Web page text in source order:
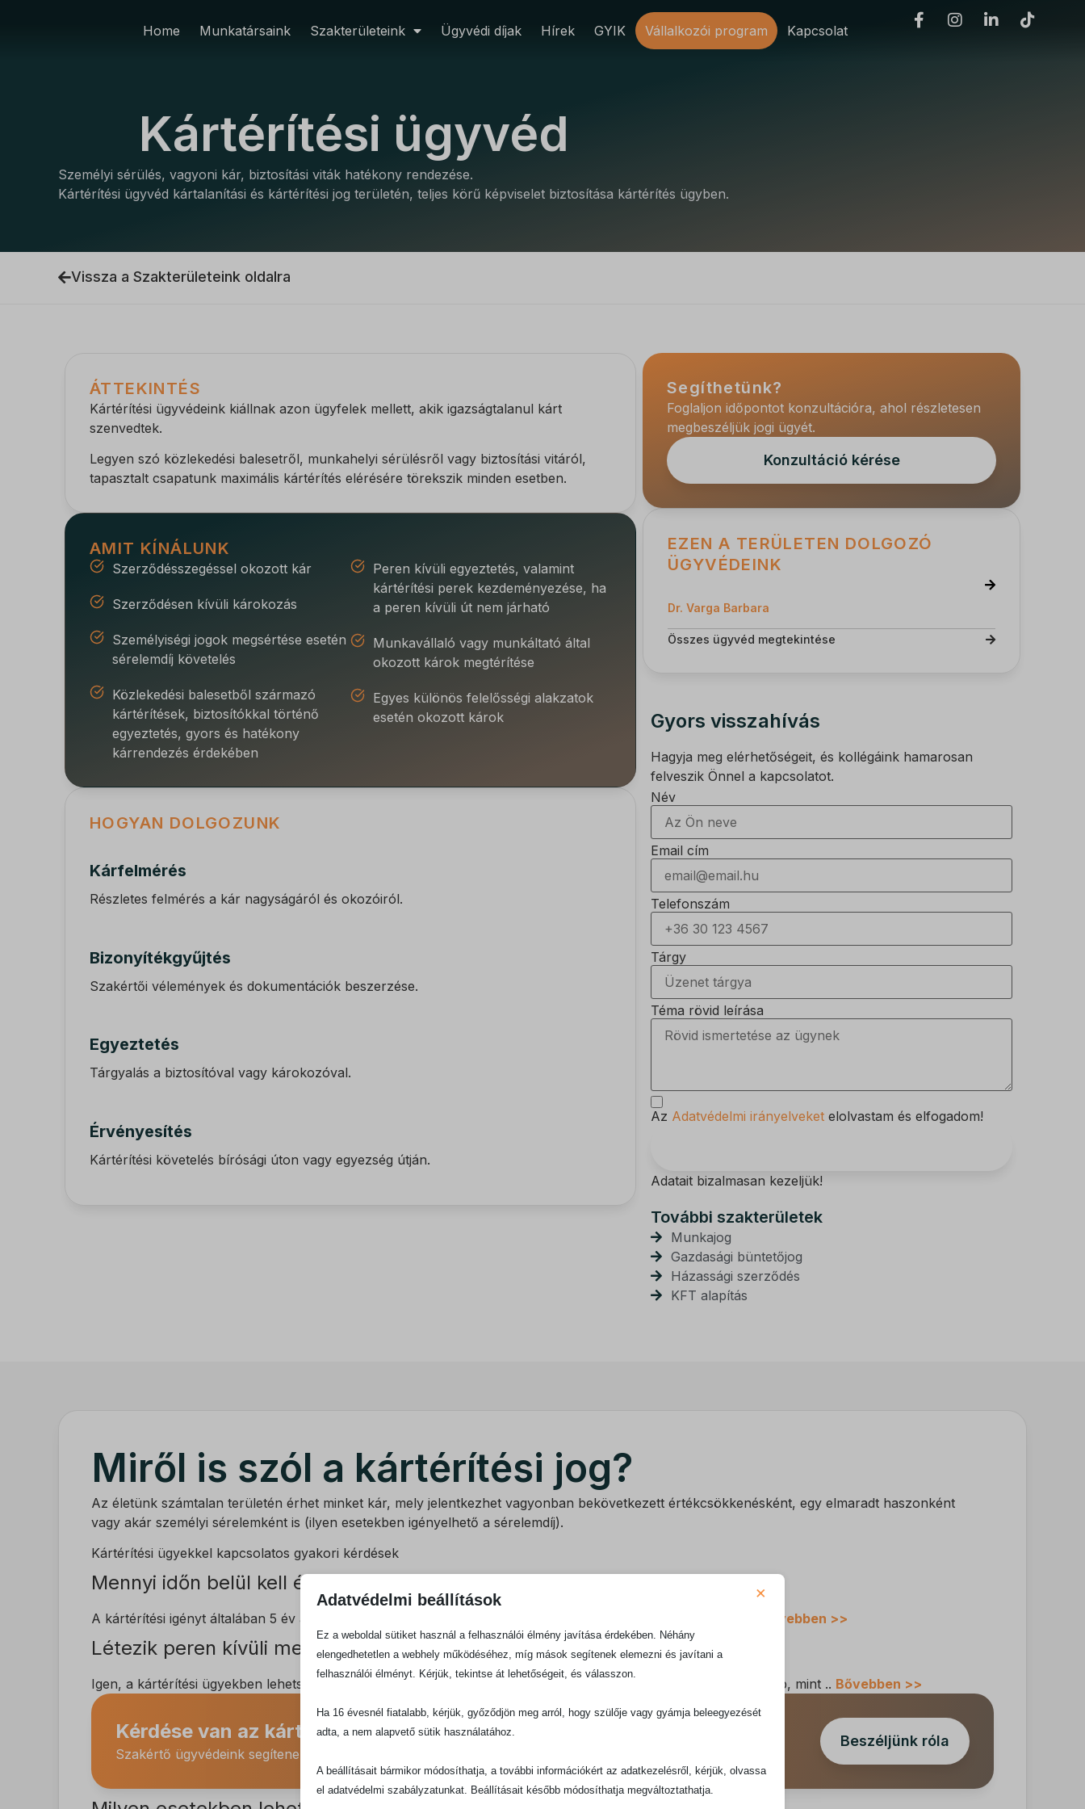
Home Munkatársaink Szakterületeink Ügyvédi díjak Hírek GYIK Vállalkozói program Kapcsolat
Kártérítési ügyvéd
Személyi sérülés, vagyoni kár, biztosítási viták hatékony rendezése.
Kártérítési ügyvéd kártalanítási és kártérítési jog területén, teljes körű képviselet biztosítása kártérítés ügyben.
Vissza a Szakterületeink oldalra
ÁTTEKINTÉS
Kártérítési ügyvédeink kiállnak azon ügyfelek mellett, akik igazságtalanul kárt
szenvedtek.
Legyen szó közlekedési balesetről, munkahelyi sérülésről vagy biztosítási vitáról,
tapasztalt csapatunk maximális kártérítés elérésére törekszik minden esetben.
AMIT KÍNÁLUNK
Szerződésszegéssel okozott kár
Szerződésen kívüli károkozás
Személyiségi jogok megsértése esetén
sérelemdíj követelés
Közlekedési balesetből származó
kártérítések, biztosítókkal történő
egyeztetés, gyors és hatékony
kárrendezés érdekében
Peren kívüli egyeztetés, valamint
kártérítési perek kezdeményezése, ha
a peren kívüli út nem járható
Munkavállaló vagy munkáltató által
okozott károk megtérítése
Egyes különös felelősségi alakzatok
esetén okozott károk
HOGYAN DOLGOZUNK
Kárfelmérés
Részletes felmérés a kár nagyságáról és okozóiról.
Bizonyítékgyűjtés
Szakértői vélemények és dokumentációk beszerzése.
Egyeztetés
Tárgyalás a biztosítóval vagy károkozóval.
Érvényesítés
Kártérítési követelés bírósági úton vagy egyezség útján.
Segíthetünk?
Foglaljon időpontot konzultációra, ahol részletesen
megbeszéljük jogi ügyét.
Konzultáció kérése
EZEN A TERÜLETEN DOLGOZÓ
ÜGYVÉDEINK
Dr. Varga Barbara
Összes ügyvéd megtekintése
Gyors visszahívás
Hagyja meg elérhetőségeit, és kollégáink hamarosan
felveszik Önnel a kapcsolatot.
Név
Email cím
Telefonszám
Tárgy
Téma rövid leírása
Az Adatvédelmi irányelveket elolvastam és elfogadom!
Adatait bizalmasan kezeljük!
További szakterületek
Munkajog
Gazdasági büntetőjog
Házassági szerződés
KFT alapítás
Miről is szól a kártérítési jog?
Az életünk számtalan területén érhet minket kár, mely jelentkezhet vagyonban bekövetkezett értékcsökkenésként, egy elmaradt haszonként
vagy akár személyi sérelemként is (ilyen esetekben igényelhető a sérelemdíj).
Kártérítési ügyekkel kapcsolatos gyakori kérdések
Mennyi időn belül kell érvényesíteni a kártérítési igényt?
A kártérítési igényt általában 5 év alatt kell érvényesíteni, azonban számos kivétel létezik: veszélyes üzemi … Bővebben >>
Létezik peren kívüli megoldás kártérítési ügyekben?
Igen, a kártérítési ügyekben lehetséges a peren kívüli megoldás, amely gyakran költséghatékonyabb és gyorsabb, mint .. Bővebben >>
Kérdése van az kártérítés kapcsán?
Szakértő ügyvédeink segítenek eligazodni a jogi követelmények között és biztosítják jövőjét.
Beszéljünk róla
Adatvédelmi beállítások ×
Ez a weboldal sütiket használ a felhasználói élmény javítása érdekében. Néhány
elengedhetetlen a webhely működéséhez, míg mások segítenek elemezni és javítani a
felhasználói élményt. Kérjük, tekintse át lehetőségeit, és válasszon.
Ha 16 évesnél fiatalabb, kérjük, győződjön meg arról, hogy szülője vagy gyámja beleegyezését
adta, a nem alapvető sütik használatához.
A beállításait bármikor módosíthatja, a további információkért az adatkezelésről, kérjük, olvassa
el adatvédelmi szabályzatunkat. Beállításait később módosíthatja megváltoztathatja.